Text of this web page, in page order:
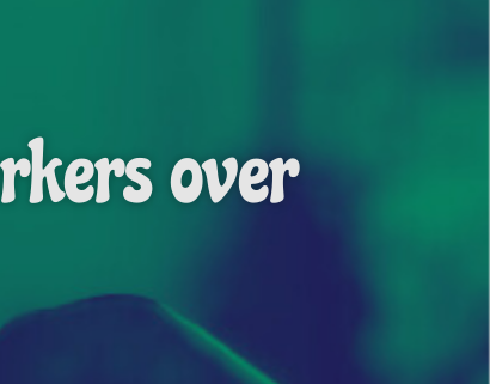
over